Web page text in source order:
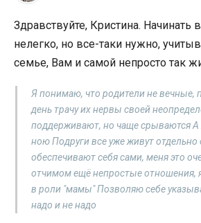
Здравствуйте, Кристина. Начинать
нелегко, но все-таки нужно,
семье, Вам и самой непросто так
Я понимаю, что родители не вечные,
день трачу их нервы своей
поддерживают, но чаще срываются А
ною Подруги все уже живут отдельно
обеспечивают себя сами, меня это
отчимом ещё непростые отношения,
в роли "мамы" Позволяю себе
надо и не надо